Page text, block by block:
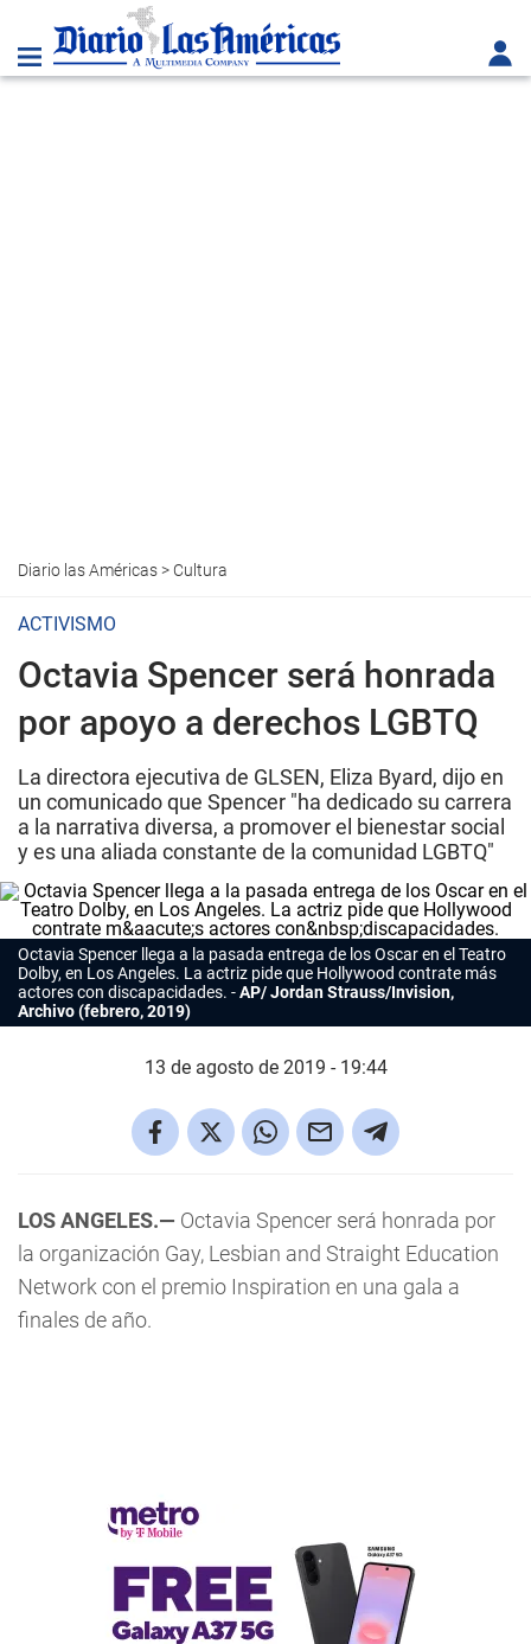
Diario las Américas> Cultura
ACTIVISMO
Octavia Spencer será honrada
por apoyo a derechos LGBTQ
La directora ejecutiva de GLSEN, Eliza Byard, dijo en
un comunicado que Spencer "ha dedicado su carrera
a la narrativa diversa, a promover el bienestar social
y es una aliada constante de la comunidad LGBTQ"
Octavia Spencer llega a la pasada entrega de los Oscar en el Teatro
Dolby, en Los Angeles. La actriz pide que Hollywood contrate más
actores con discapacidades.
AP/ Jordan Strauss/Invision,
Archivo (febrero, 2019)
13 de agosto de 2019 - 19:44
LOS ANGELES.— Octavia Spencer será honrada por
la organización Gay, Lesbian and Straight Education
Network con el premio Inspiration en una gala a
finales de año.